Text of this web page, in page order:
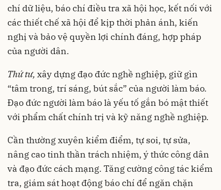
chí dữ liệu, báo chí điều tra xã hội học, kết nối với
các thiết chế xã hội để kịp thời phản ánh, kiến
nghị và bảo vệ quyền lợi chính đáng, hợp pháp
của người dân.
Thứ tư, xây dựng đạo đức nghề nghiệp, giữ gìn
“tâm trong, trí sáng, bút sắc” của người làm báo.
Đạo đức người làm báo là yếu tố gắn bó mật thiết
với phẩm chất chính trị và kỹ năng nghề nghiệp.
Cần thường xuyên kiểm điểm, tự soi, tự sửa,
nâng cao tinh thần trách nhiệm, ý thức công dân
và đạo đức cách mạng. Tăng cường công tác kiểm
tra, giám sát hoạt động báo chí để ngăn chặn